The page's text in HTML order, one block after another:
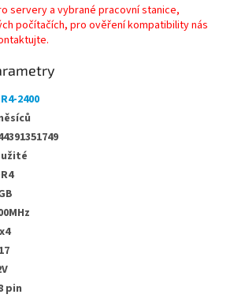
servery a vybrané pracovní stanice,
počítačích, pro ověření kompatibility nás
2400
pin